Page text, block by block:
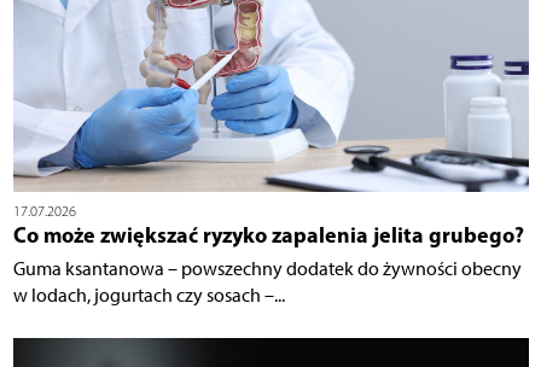
17.07.2026
Co może zwiększać ryzyko zapalenia jelita grubego?
Guma ksantanowa – powszechny dodatek do żywności obecny
w lodach, jogurtach czy sosach –...